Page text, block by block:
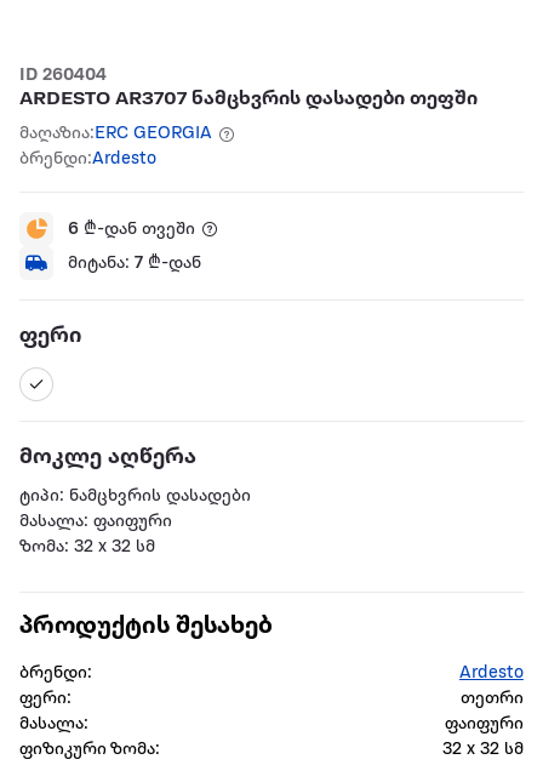
ID 260404
ARDESTO AR3707 ნამცხვრის დასადები თეფში
მაღაზია:ERC GEORGIA
ბრენდი:Ardesto
6 ₾-დან თვეში
მიტანა: 7 ₾-დან
ფერი
მოკლე აღწერა
ტიპი: ნამცხვრის დასადები
მასალა: ფაიფური
ზომა: 32 x 32 სმ
პროდუქტის შესახებ
ბრენდი:
Ardesto
ფერი:
თეთრი
მასალა:
ფაიფური
ფიზიკური ზომა:
32 x 32 სმ